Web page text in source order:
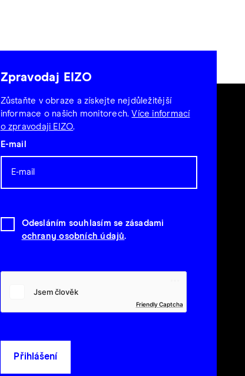
Zpravodaj EIZO
Zůstaňte v obraze a získejte nejdůležitější
informace o našich monitorech.Více informací
o zpravodaji EIZO.
E-mail
Odesláním souhlasím se zásadami
ochrany osobních údajů.
Friendly Captcha
Přihlášení